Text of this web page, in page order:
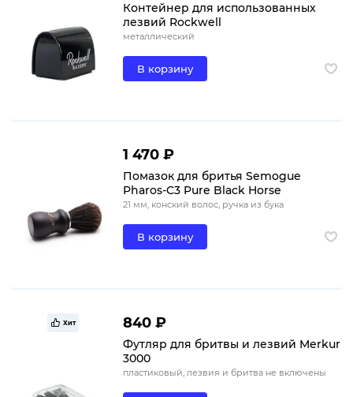
Контейнер для использованных
лезвий Rockwell
металлический
В корзину
1 470 ₽
Помазок для бритья Semogue
Pharos-C3 Pure Black Horse
21 мм, конский волос, ручка из бука
В корзину
Хит 840 ₽
Футляр для бритвы и лезвий Merkur
3000
пластиковый, лезвия и бритва не включены